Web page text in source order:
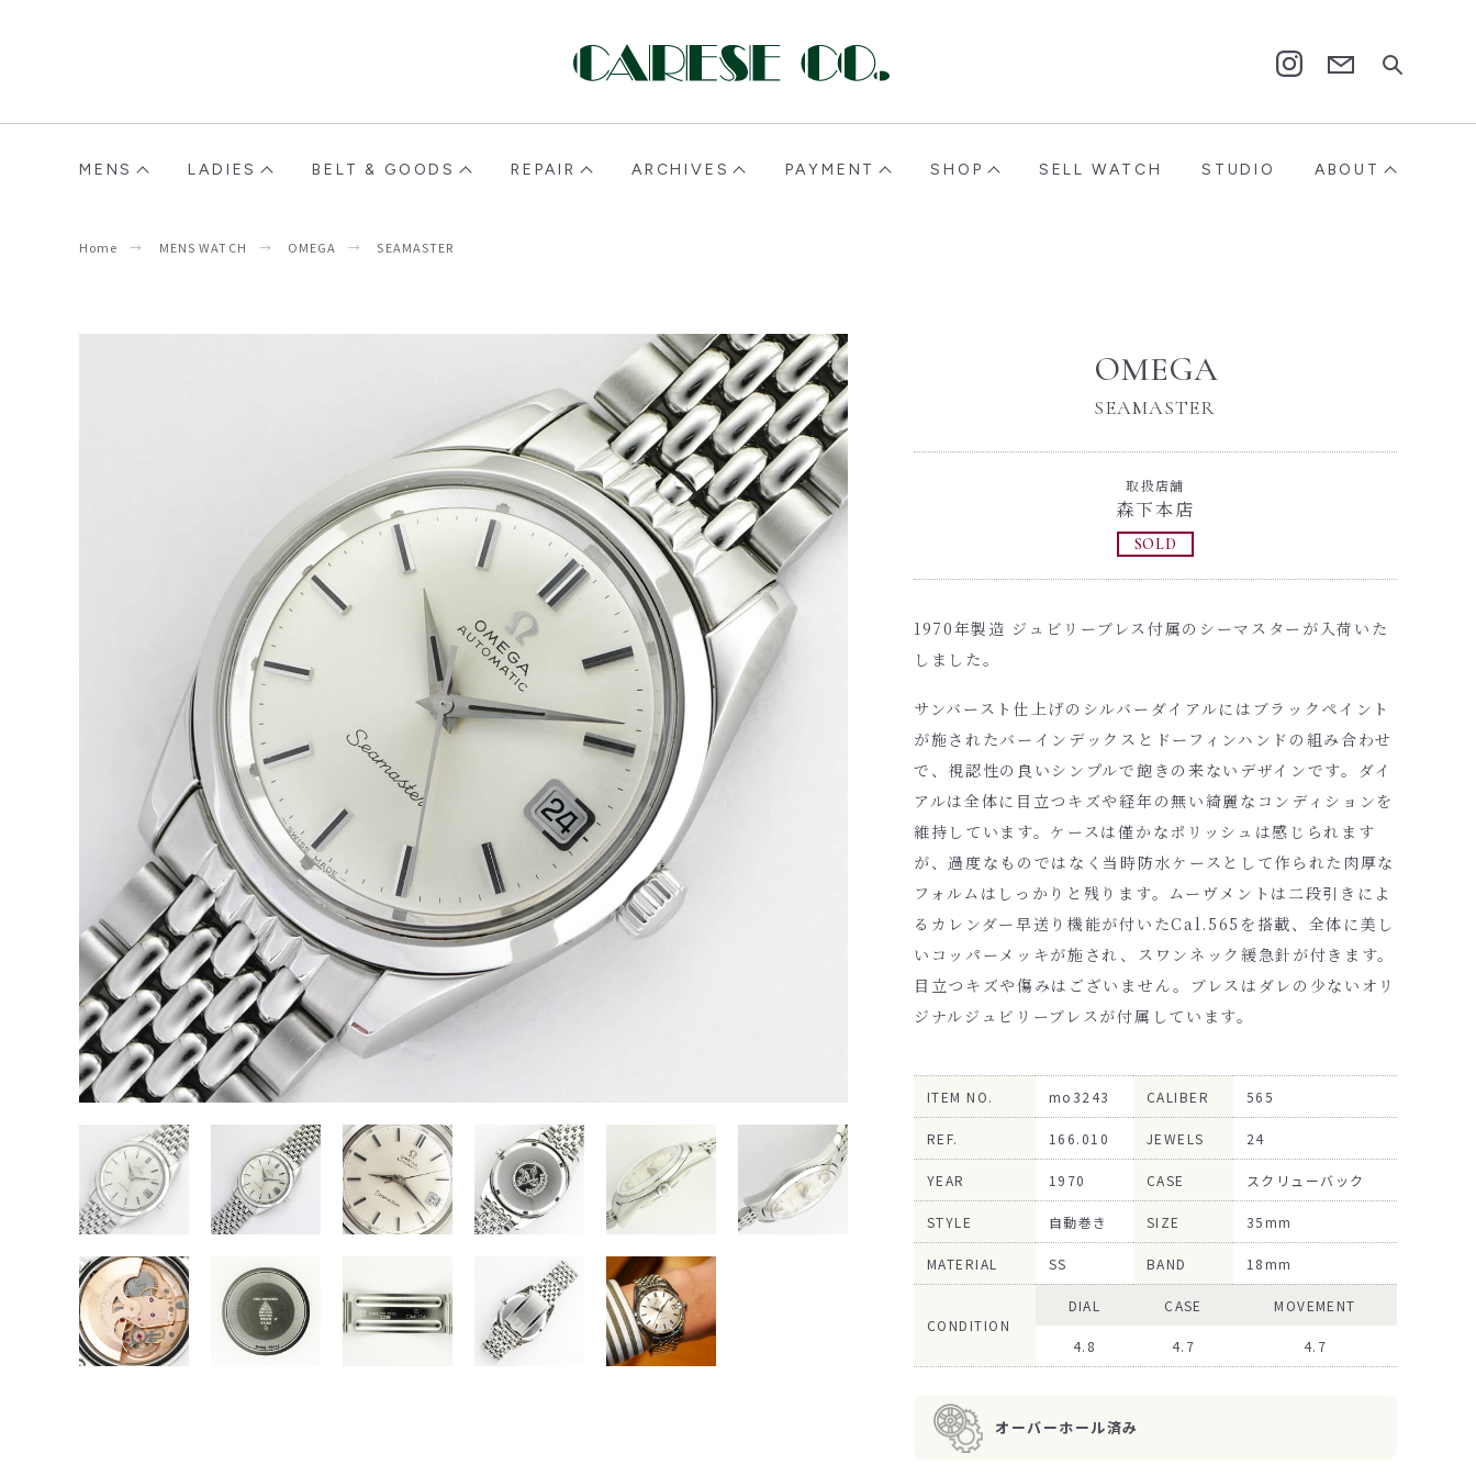
MENS LADIES BELT & GOODS REPAIR ARCHIVES PAYMENT SHOP SELL WATCH STUDIO ABOUT
Home MENS WATCH OMEGA SEAMASTER
OMEGA
SEAMASTER
取扱店舗
森下本店
SOLD
1970年製造 ジュビリーブレス付属のシーマスターが入荷いた
しました。
サンバースト仕上げのシルバーダイアルにはブラックペイント
が施されたバーインデックスとドーフィンハンドの組み合わせ
で、視認性の良いシンプルで飽きの来ないデザインです。ダイ
アルは全体に目立つキズや経年の無い綺麗なコンディションを
維持しています。ケースは僅かなポリッシュは感じられます
が、過度なものではなく当時防水ケースとして作られた肉厚な
フォルムはしっかりと残ります。ムーヴメントは二段引きによ
るカレンダー早送り機能が付いたCal.565を搭載、全体に美し
いコッパーメッキが施され、スワンネック緩急針が付きます。
目立つキズや傷みはございません。ブレスはダレの少ないオリ
ジナルジュビリーブレスが付属しています。
ITEM NO. mo3243 CALIBER 565
REF. 166.010 JEWELS 24
YEAR 1970 CASE スクリューバック
STYLE 自動巻き SIZE 35mm
MATERIAL SS BAND 18mm
CONDITION
DIAL CASE MOVEMENT
4.8 4.7 4.7
オーバーホール済み